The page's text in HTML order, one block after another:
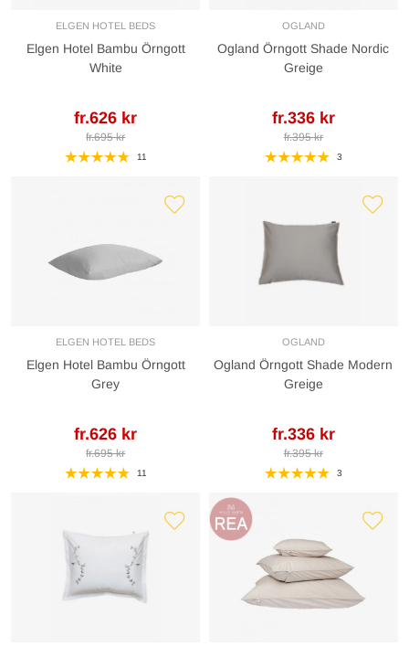
ELGEN HOTEL BEDS
Elgen Hotel Bambu Örngott
White
fr.626 kr
fr.695 kr
11
OGLAND
Ogland Örngott Shade Nordic
Greige
fr.336 kr
fr.395 kr
3
ELGEN HOTEL BEDS
Elgen Hotel Bambu Örngott
Grey
fr.626 kr
fr.695 kr
11
OGLAND
Ogland Örngott Shade Modern
Greige
fr.336 kr
fr.395 kr
3